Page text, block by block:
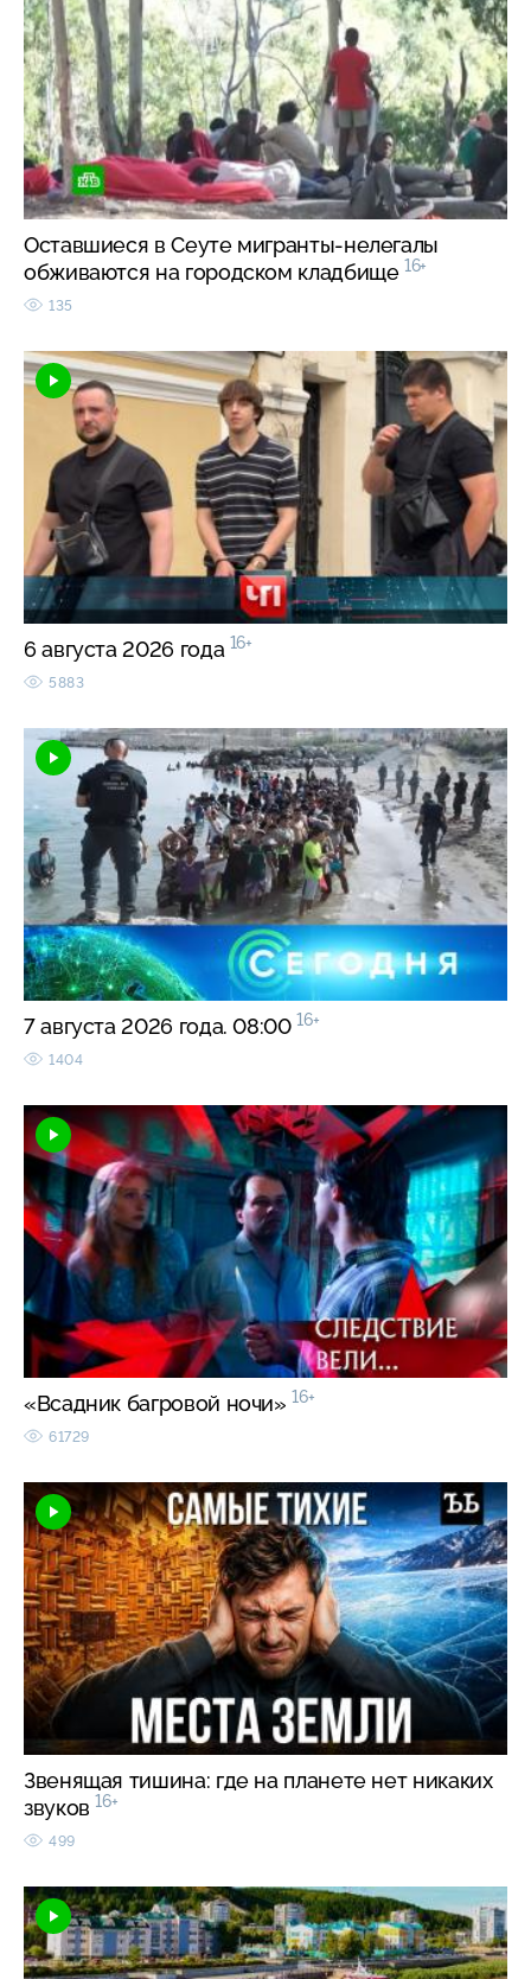
Оставшиеся в Сеуте мигранты-нелегалы
обживаются на городском кладбище 16+
135
6 августа 2026 года 16+
5883
7 августа 2026 года. 08:00 16+
1404
«Всадник багровой ночи» 16+
61729
Звенящая тишина: где на планете нет никаких
звуков 16+
499